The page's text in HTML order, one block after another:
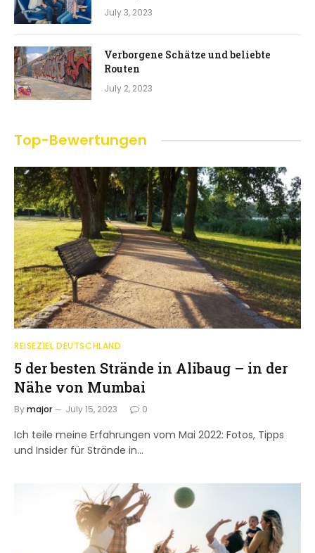
July 3, 2023
Verborgene Schätze und beliebte
Routen
July 2, 2023
Top-Bewertungen
REISEZIEL DEUTSCHLAND
5 der besten Strände in Alibaug – in der
Nähe von Mumbai
Bymajor July 15, 2023 0
Ich teile meine Erfahrungen vom Mai 2022: Fotos, Tipps
und Insider für Strände in…